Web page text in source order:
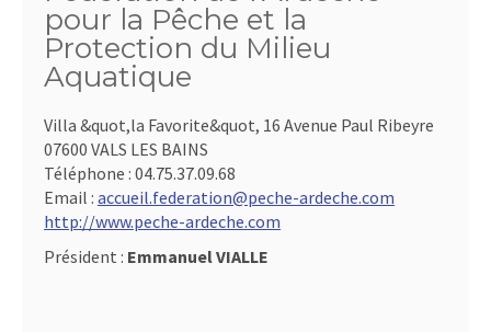
pour la Pêche et la
Protection du Milieu
Aquatique
Villa &quot,la Favorite&quot, 16 Avenue Paul Ribeyre
07600 VALS LES BAINS
Téléphone : 04.75.37.09.68
Email : accueil.federation@peche-ardeche.com
http://www.peche-ardeche.com
Président : Emmanuel VIALLE